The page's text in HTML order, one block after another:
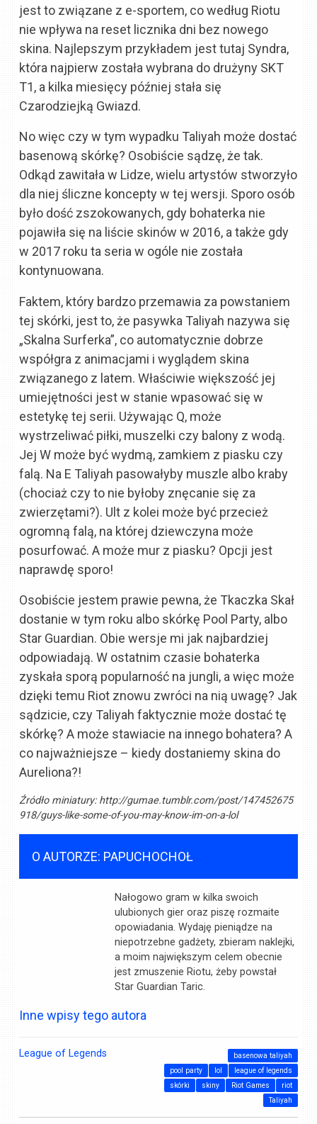
jest to związane z e-sportem, co według Riotu
nie wpływa na reset licznika dni bez nowego
skina. Najlepszym przykładem jest tutaj Syndra,
która najpierw została wybrana do drużyny SKT
T1, a kilka miesięcy później stała się
Czarodziejką Gwiazd.
No więc czy w tym wypadku Taliyah może dostać
basenową skórkę? Osobiście sądzę, że tak.
Odkąd zawitała w Lidze, wielu artystów stworzyło
dla niej śliczne koncepty w tej wersji. Sporo osób
było dość zszokowanych, gdy bohaterka nie
pojawiła się na liście skinów w 2016, a także gdy
w 2017 roku ta seria w ogóle nie została
kontynuowana.
Faktem, który bardzo przemawia za powstaniem
tej skórki, jest to, że pasywka Taliyah nazywa się
„Skalna Surferka”, co automatycznie dobrze
współgra z animacjami i wyglądem skina
związanego z latem. Właściwie większość jej
umiejętności jest w stanie wpasować się w
estetykę tej serii. Używając Q, może
wystrzeliwać piłki, muszelki czy balony z wodą.
Jej W może być wydmą, zamkiem z piasku czy
falą. Na E Taliyah pasowałyby muszle albo kraby
(chociaż czy to nie byłoby znęcanie się za
zwierzętami?). Ult z kolei może być przecież
ogromną falą, na której dziewczyna może
posurfować. A może mur z piasku? Opcji jest
naprawdę sporo!
Osobiście jestem prawie pewna, że Tkaczka Skał
dostanie w tym roku albo skórkę Pool Party, albo
Star Guardian. Obie wersje mi jak najbardziej
odpowiadają. W ostatnim czasie bohaterka
zyskała sporą popularność na jungli, a więc może
dzięki temu Riot znowu zwróci na nią uwagę? Jak
sądzicie, czy Taliyah faktycznie może dostać tę
skórkę? A może stawiacie na innego bohatera? A
co najważniejsze – kiedy dostaniemy skina do
Aureliona?!
Źródło miniatury:http://gumae.tumblr.com/post/147452675
918/guys-like-some-of-you-may-know-im-on-a-lol
O AUTORZE: PAPUCHOCHOŁ
Nałogowo gram w kilka swoich
ulubionych gier oraz piszę rozmaite
opowiadania. Wydaję pieniądze na
niepotrzebne gadżety, zbieram naklejki,
a moim największym celem obecnie
jest zmuszenie Riotu, żeby powstał
Star Guardian Taric.
Inne wpisy tego autora
League of Legends
basenowa taliyah
league of legends
lol
pool party
riot
Riot Games
skiny
skórki
Taliyah